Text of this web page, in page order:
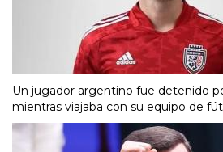
Un jugador argentino fue detenido
mientras viajaba con su equipo de